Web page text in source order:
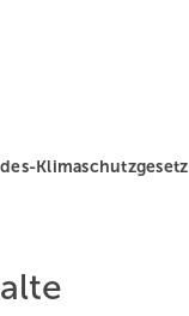
Klimaschutzgesetz